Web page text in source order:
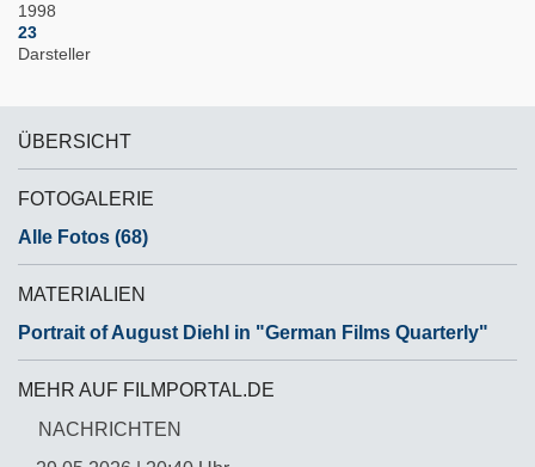
1998
23
Darsteller
ÜBERSICHT
FOTOGALERIE
Alle Fotos (68)
MATERIALIEN
Portrait of August Diehl in "German Films Quarterly"
MEHR AUF FILMPORTAL.DE
NACHRICHTEN